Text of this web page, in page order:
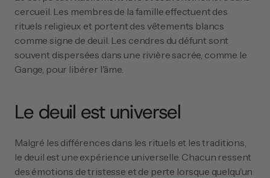
cercueil. Les membres de la famille effectuent des
rituels religieux et portent des vêtements blancs
comme signe de deuil. Les cendres du défunt sont
souvent dispersées dans une rivière sacrée, comme le
Gange, pour libérer l'âme.
Le deuil est universel
Malgré les différences dans les rituels et les traditions,
le deuil est une expérience universelle. Chacun ressent
des émotions de tristesse et de perte lorsque quelqu'un